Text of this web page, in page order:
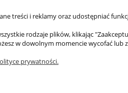
treści i reklamy oraz udostępniać
rodzaje plików, klikając
w dowolnym momencie wycofać lub
prywatności.